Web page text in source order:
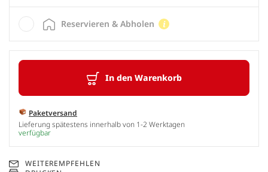
In den Warenkorb
Paketversand
Lieferung spätestens innerhalb von 1-2 Werktagen
verfügbar
Reservieren & Abholen
WEITEREMPFEHLEN